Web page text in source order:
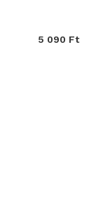
5 090 Ft